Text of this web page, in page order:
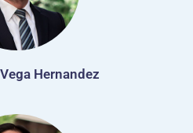
Hernandez